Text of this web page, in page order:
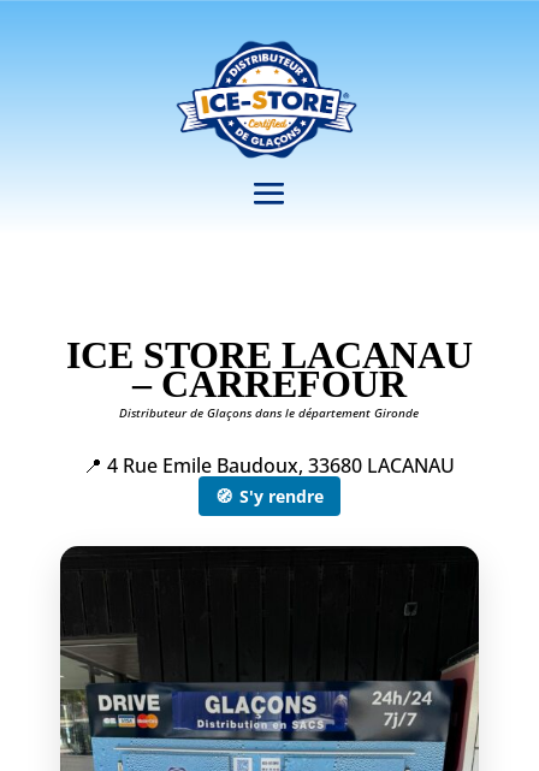
ICE STORE LACANAU
– CARREFOUR
Distributeur de Glaçons dans le département Gironde
📍 4 Rue Emile Baudoux, 33680 LACANAU
🧭 S'y rendre